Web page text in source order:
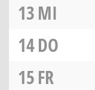
13MI
14DO
15FR